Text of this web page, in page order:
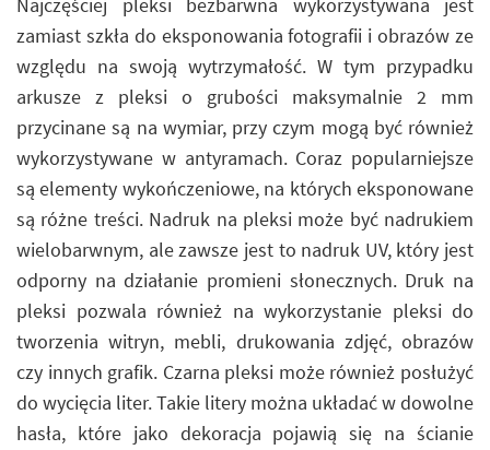
zamiast szkła do eksponowania fotografii i obrazów ze
względu na swoją wytrzymałość. W tym przypadku
arkusze z pleksi o grubości maksymalnie 2 mm
przycinane są na wymiar, przy czym mogą być również
wykorzystywane w antyramach. Coraz popularniejsze
są elementy wykończeniowe, na których eksponowane
są różne treści. Nadruk na pleksi może być nadrukiem
wielobarwnym, ale zawsze jest to nadruk UV, który jest
odporny na działanie promieni słonecznych. Druk na
pleksi pozwala również na wykorzystanie pleksi do
tworzenia witryn, mebli, drukowania zdjęć, obrazów
czy innych grafik. Czarna pleksi może również posłużyć
do wycięcia liter. Takie litery można układać w dowolne
hasła, które jako dekoracja pojawią się na ścianie